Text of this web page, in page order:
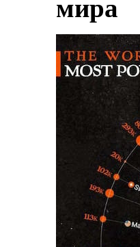
мира